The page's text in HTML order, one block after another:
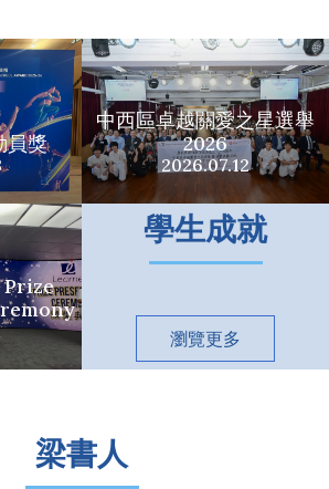
員獎
中西區卓越關愛之星選舉
2026
2026.07.12
學生成就
瀏覽更多
梁書人